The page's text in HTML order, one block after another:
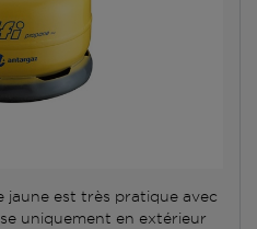
jaune est très pratique avec
uniquement en extérieur